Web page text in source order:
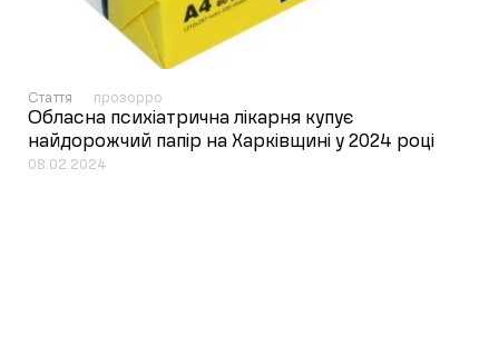
Стаття прозорро
Обласна психіатрична лікарня купує
найдорожчий папір на Харківщині у 2024 році
08.02.2024